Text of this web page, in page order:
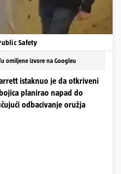
Safety
omiljene izvore na Googleu
istaknuo je da otkriveni
planirao napad do
odbacivanje oružja